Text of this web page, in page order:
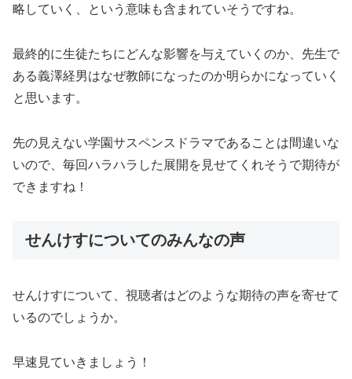
略していく、という意味も含まれていそうですね。
最終的に生徒たちにどんな影響を与えていくのか、先生で
ある義澤経男はなぜ教師になったのか明らかになっていく
と思います。
先の見えない学園サスペンスドラマであることは間違いな
いので、毎回ハラハラした展開を見せてくれそうで期待が
できますね！
せんけすについてのみんなの声
せんけすについて、視聴者はどのような期待の声を寄せて
いるのでしょうか。
早速見ていきましょう！